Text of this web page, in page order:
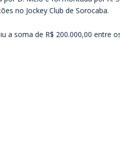
no Jockey Club de Sorocaba.
a soma de R$ 200.000,00 entre